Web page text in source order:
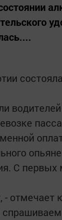
С первых
отмечает